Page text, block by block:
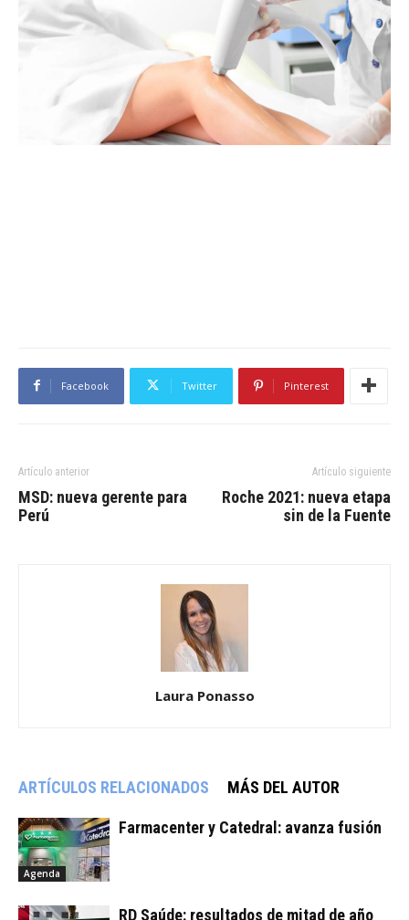
Facebook Twitter Pinterest
Artículo anterior
MSD: nueva gerente para
Perú
Artículo siguiente
Roche 2021: nueva etapa
sin de la Fuente
Laura Ponasso
ARTÍCULOS RELACIONADOS MÁS DEL AUTOR
Agenda
Farmacenter y Catedral: avanza fusión
RD Saúde: resultados de mitad de año